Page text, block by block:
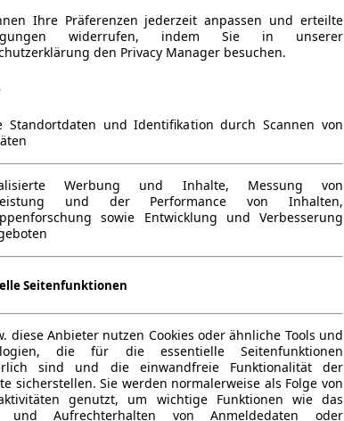
Ihre Präferenzen jederzeit anpassen und erteilte
widerrufen, indem Sie in unserer
den Privacy Manager besuchen.
Standortdaten und Identifikation durch Scannen von
Werbung und Inhalte, Messung von
und der Performance von Inhalten,
sowie Entwicklung und Verbesserung
Seitenfunktionen
diese Anbieter nutzen Cookies oder ähnliche Tools und
die für die essentielle Seitenfunktionen
sind und die einwandfreie Funktionalität der
sicherstellen. Sie werden normalerweise als Folge von
genutzt, um wichtige Funktionen wie das
und Aufrechterhalten von Anmeldedaten oder